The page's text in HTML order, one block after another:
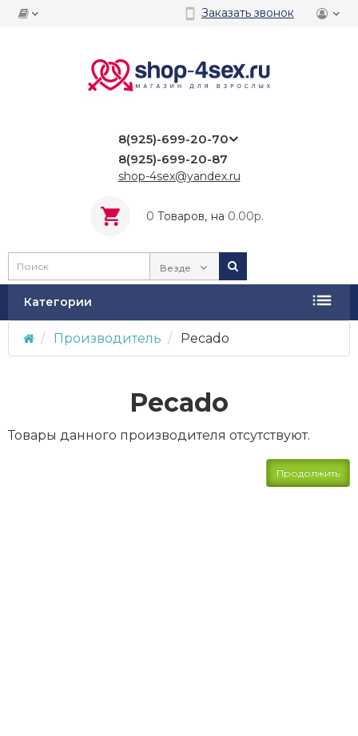
Заказать звонок
8(925)-699-20-70
8(925)-699-20-87
shop-4sex@yandex.ru
0 Tоваров, на 0.00р.
Везде
Категории
Производитель Pecado
Pecado
Товары данного производителя отсутствуют.
Продолжить